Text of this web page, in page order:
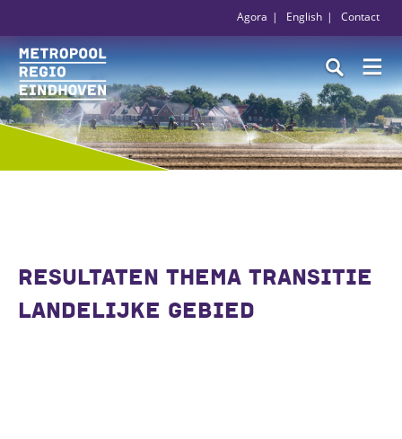
Agora English Contact
RESULTATEN THEMA TRANSITIE
LANDELIJKE GEBIED